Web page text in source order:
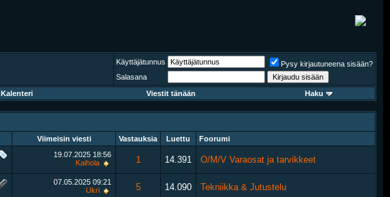
Käyttäjätunnus
Pysy kirjautuneena sisään?
Salasana
Kalenteri Viestit tänään Haku
Viimeisin viesti Vastauksia Luettu Foorumi
19.07.2025 18:56
Kaihola
1 14.391 O/M/V Varaosat ja tarvikkeet
07.05.2025 09:21
Ukri
5 14.090 Tekniikka & Jutustelu